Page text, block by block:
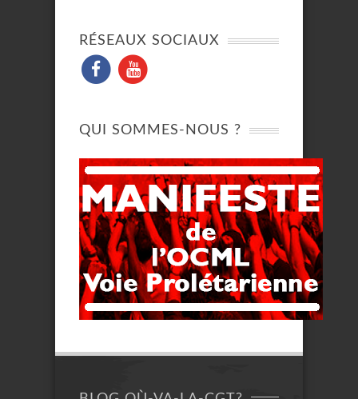
RÉSEAUX SOCIAUX
QUI SOMMES-NOUS ?